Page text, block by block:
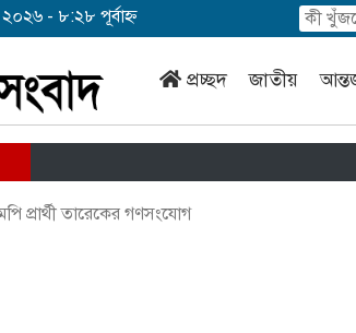
- ৮:২৮ পূর্বাহ্ন
প্রচ্ছদ জাতীয়
প্রার্থী তারেকের গণসংযোগ